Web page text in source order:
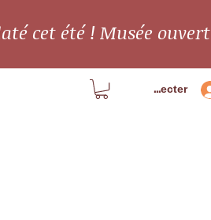
cet été ! Musée ouvert
Se connecter